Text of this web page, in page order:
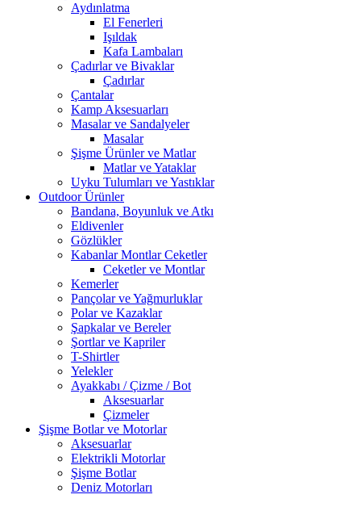
Aydınlatma
El Fenerleri
Işıldak
Kafa Lambaları
Çadırlar ve Bivaklar
Çadırlar
Çantalar
Kamp Aksesuarları
Masalar ve Sandalyeler
Masalar
Şişme Ürünler ve Matlar
Matlar ve Yataklar
Uyku Tulumları ve Yastıklar
Outdoor Ürünler
Bandana, Boyunluk ve Atkı
Eldivenler
Gözlükler
Kabanlar Montlar Ceketler
Ceketler ve Montlar
Kemerler
Pançolar ve Yağmurluklar
Polar ve Kazaklar
Şapkalar ve Bereler
Şortlar ve Kapriler
T-Shirtler
Yelekler
Ayakkabı / Çizme / Bot
Aksesuarlar
Çizmeler
Şişme Botlar ve Motorlar
Aksesuarlar
Elektrikli Motorlar
Şişme Botlar
Deniz Motorları